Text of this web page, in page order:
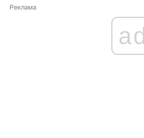
Реклама